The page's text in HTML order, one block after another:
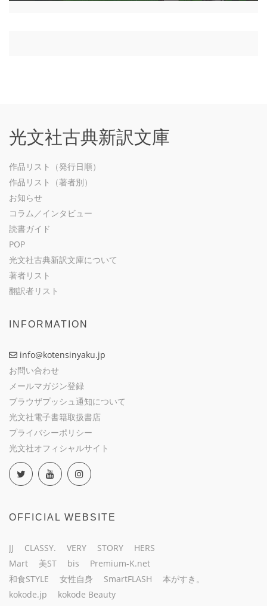
光文社古典新訳文庫
作品リスト（発行日順）
作品リスト（著者別）
お知らせ
コラム／インタビュー
読書ガイド
POP
光文社古典新訳文庫について
著者リスト
翻訳者リスト
INFORMATION
info@kotensinyaku.jp
お問い合わせ
メールマガジン登録
ブラウザプッシュ通知について
光文社電子書籍取扱書店
プライバシーポリシー
光文社オフィシャルサイト
OFFICIAL WEBSITE
JJ CLASSY. VERY STORY
HERS
Mart
美ST bis
Premium-K.net
和食STYLE
女性自身 SmartFLASH
本がすき。
kokode.jp
kokode Beauty